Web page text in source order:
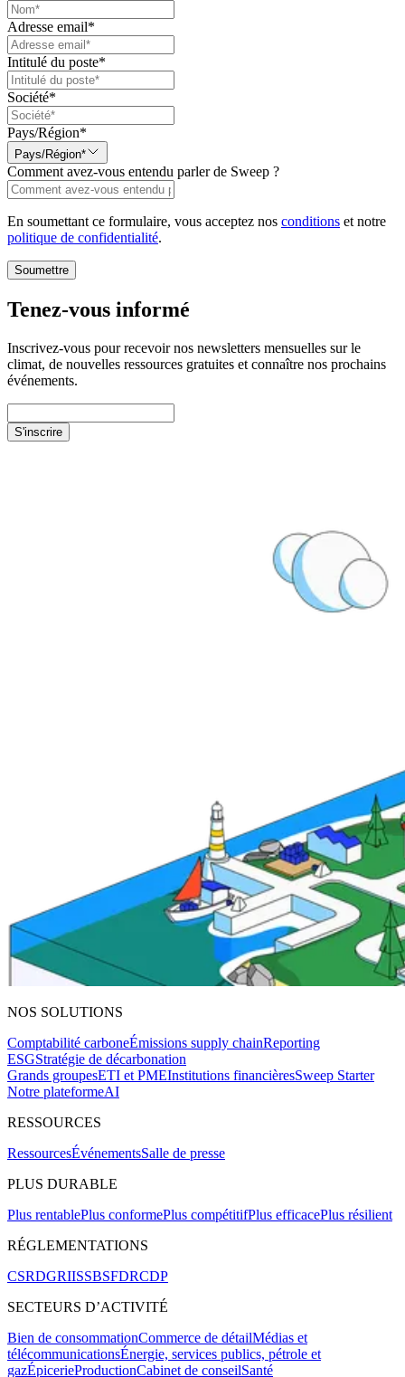
Adresse email*
Intitulé du poste*
Société*
Pays/Région*
Pays/Région*
Comment avez-vous entendu parler de Sweep ?
En soumettant ce formulaire, vous acceptez nos conditions et notre
politique de confidentialité.
Soumettre
Tenez-vous informé
Inscrivez-vous pour recevoir nos newsletters mensuelles sur le
climat, de nouvelles ressources gratuites et connaître nos prochains
événements.
S'inscrire
NOS SOLUTIONS
Comptabilité carboneÉmissions supply chainReporting
ESGStratégie de décarbonation
Grands groupesETI et PMEInstitutions financièresSweep Starter
Notre plateformeAI
RESSOURCES
RessourcesÉvénementsSalle de presse
PLUS DURABLE
Plus rentablePlus conformePlus compétitifPlus efficacePlus résilient
RÉGLEMENTATIONS
CSRDGRIISSBSFDRCDP
SECTEURS D’ACTIVITÉ
Bien de consommationCommerce de détailMédias et
télécommunicationsÉnergie, services publics, pétrole et
gazÉpicerieProductionCabinet de conseilSanté